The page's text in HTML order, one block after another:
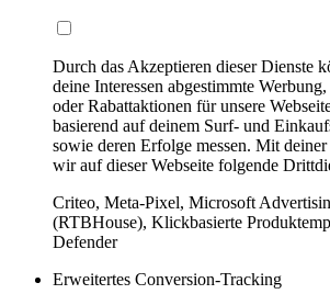
Durch das Akzeptieren dieser Dienste
deine Interessen abgestimmte
oder Rabattaktionen für unsere
basierend auf deinem Surf- und
sowie deren Erfolge messen. Mit
wir auf dieser Webseite folgende
Criteo, Meta-Pixel, Microsoft
(RTBHouse), Klickbasierte
Defender
Erweitertes Conversion-Tracking